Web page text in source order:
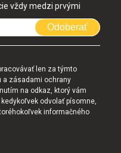
vždy medzi prvými
Odoberať
len za týmto
a zásadami ochrany
na odkaz, ktorý vám
odvolať písomne,
informačného